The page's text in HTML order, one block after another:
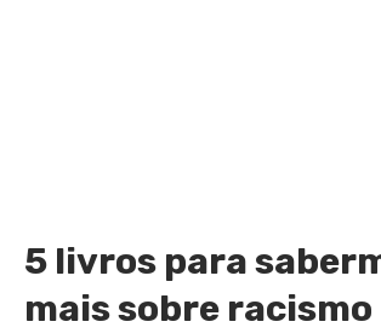
5 livros para
mais sobre racismo